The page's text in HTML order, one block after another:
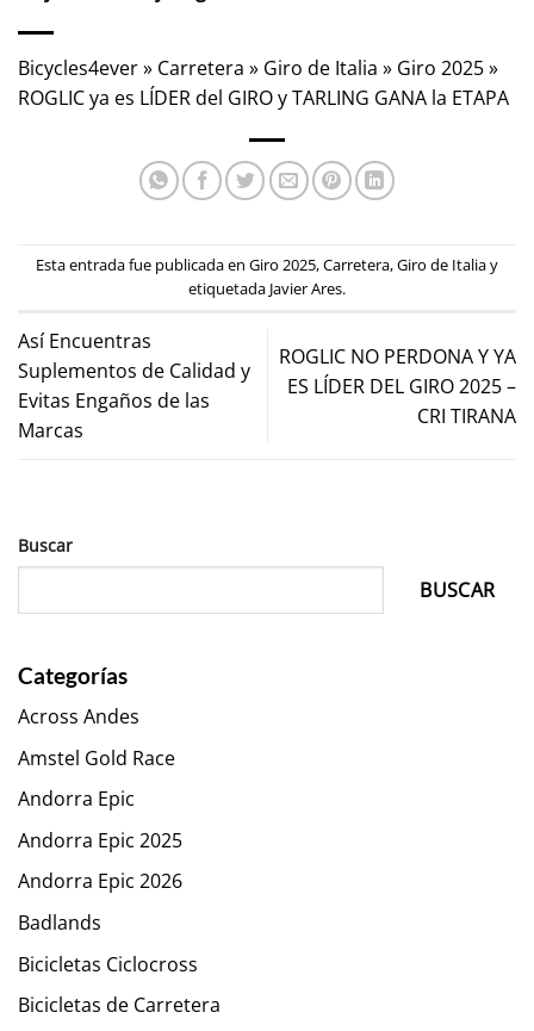
Bicycles4ever» Carretera » Giro de Italia » Giro 2025»
ROGLIC ya es LÍDER del GIRO y TARLING GANA la ETAPA
Esta entrada fue publicada en Giro 2025,Carretera,Giro de Italiay
etiquetada Javier Ares.
Así Encuentras
Suplementos de Calidad y
Evitas Engaños de las
Marcas
ROGLIC NO PERDONA Y YA
ES LÍDER DEL GIRO 2025 –
CRI TIRANA
Buscar
BUSCAR
Categorías
Across Andes
Amstel Gold Race
Andorra Epic
Andorra Epic 2025
Andorra Epic 2026
Badlands
Bicicletas Ciclocross
Bicicletas de Carretera